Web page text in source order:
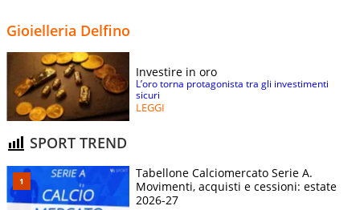
Gioielleria Delfino
Investire in oro
L’oro torna protagonista tra gli investimenti
sicuri
LEGGI
SPORT TREND
Tabellone Calciomercato Serie A.
Movimenti, acquisti e cessioni: estate
2026-27